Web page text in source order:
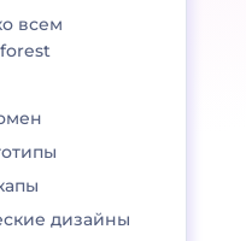
всем
дизайны